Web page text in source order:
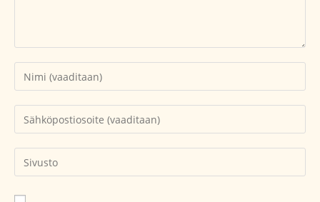
Kirjoita
nimesi
tai
käyttäjätunnuksesi
Kirjoita
sähköpostiosoitteesi
kommentoidaksesi
Kirjoita
sivustosi
verkko-